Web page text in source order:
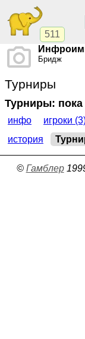
511
Бридж
Турниры
Турниры: пока
инфо игроки
история
© Гамблер